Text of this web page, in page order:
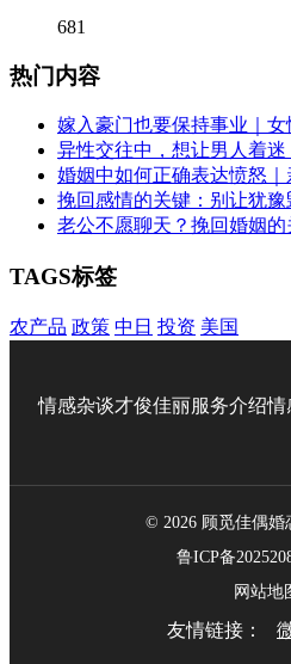
681
热门内容
嫁入豪门也要保持事业｜
异性交往中，想让男人着
婚姻中如何正确表达愤怒
挽回感情的关键：别让犹豫
老公不愿聊天？挽回婚姻
TAGS标签
农产品 政策 中日 投资 美国
情感杂谈才俊佳丽服务介绍情
© 2026 顾觅佳偶婚
鲁ICP备
网站地
友情链接：